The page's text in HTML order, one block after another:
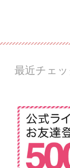
最近チェ